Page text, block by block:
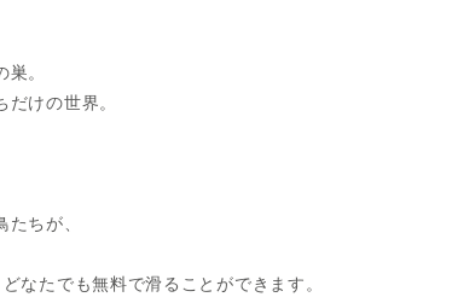
。
けの世界。
ちが、
なたでも無料で滑ることができます。